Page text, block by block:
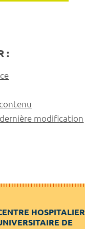
:
modification
HOSPITALIER
DE